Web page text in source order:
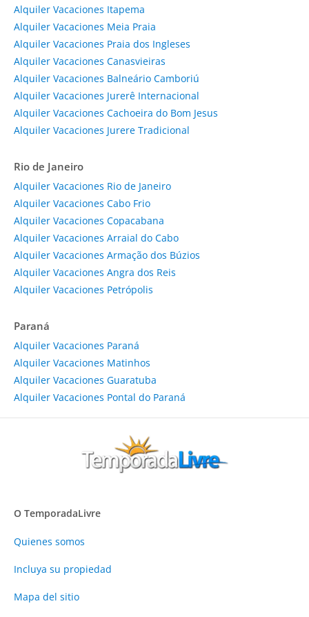
Alquiler Vacaciones Itapema
Alquiler Vacaciones Meia Praia
Alquiler Vacaciones Praia dos Ingleses
Alquiler Vacaciones Canasvieiras
Alquiler Vacaciones Balneário Camboriú
Alquiler Vacaciones Jurerê Internacional
Alquiler Vacaciones Cachoeira do Bom Jesus
Alquiler Vacaciones Jurere Tradicional
Rio de Janeiro
Alquiler Vacaciones Rio de Janeiro
Alquiler Vacaciones Cabo Frio
Alquiler Vacaciones Copacabana
Alquiler Vacaciones Arraial do Cabo
Alquiler Vacaciones Armação dos Búzios
Alquiler Vacaciones Angra dos Reis
Alquiler Vacaciones Petrópolis
Paraná
Alquiler Vacaciones Paraná
Alquiler Vacaciones Matinhos
Alquiler Vacaciones Guaratuba
Alquiler Vacaciones Pontal do Paraná
O TemporadaLivre
Quienes somos
Incluya su propiedad
Mapa del sitio